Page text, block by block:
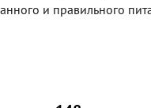
и правильного